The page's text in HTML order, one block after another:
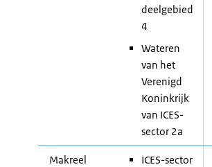
deelgebied
4
Wateren
van het
Verenigd
Koninkrijk
van ICES-
sector 2a
Makreel
ICES-sector